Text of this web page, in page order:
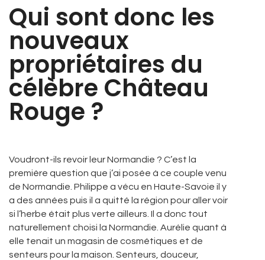
Qui sont donc les
nouveaux
propriétaires du
célèbre Château
Rouge ?
Voudront-ils revoir leur Normandie ? C’est la
première question que j’ai posée à ce couple venu
de Normandie. Philippe a vécu en Haute-Savoie il y
a des années puis il a quitté la région pour aller voir
si l’herbe était plus verte ailleurs. Il a donc tout
naturellement choisi la Normandie. Aurélie quant à
elle tenait un magasin de cosmétiques et de
senteurs pour la maison. Senteurs, douceur,